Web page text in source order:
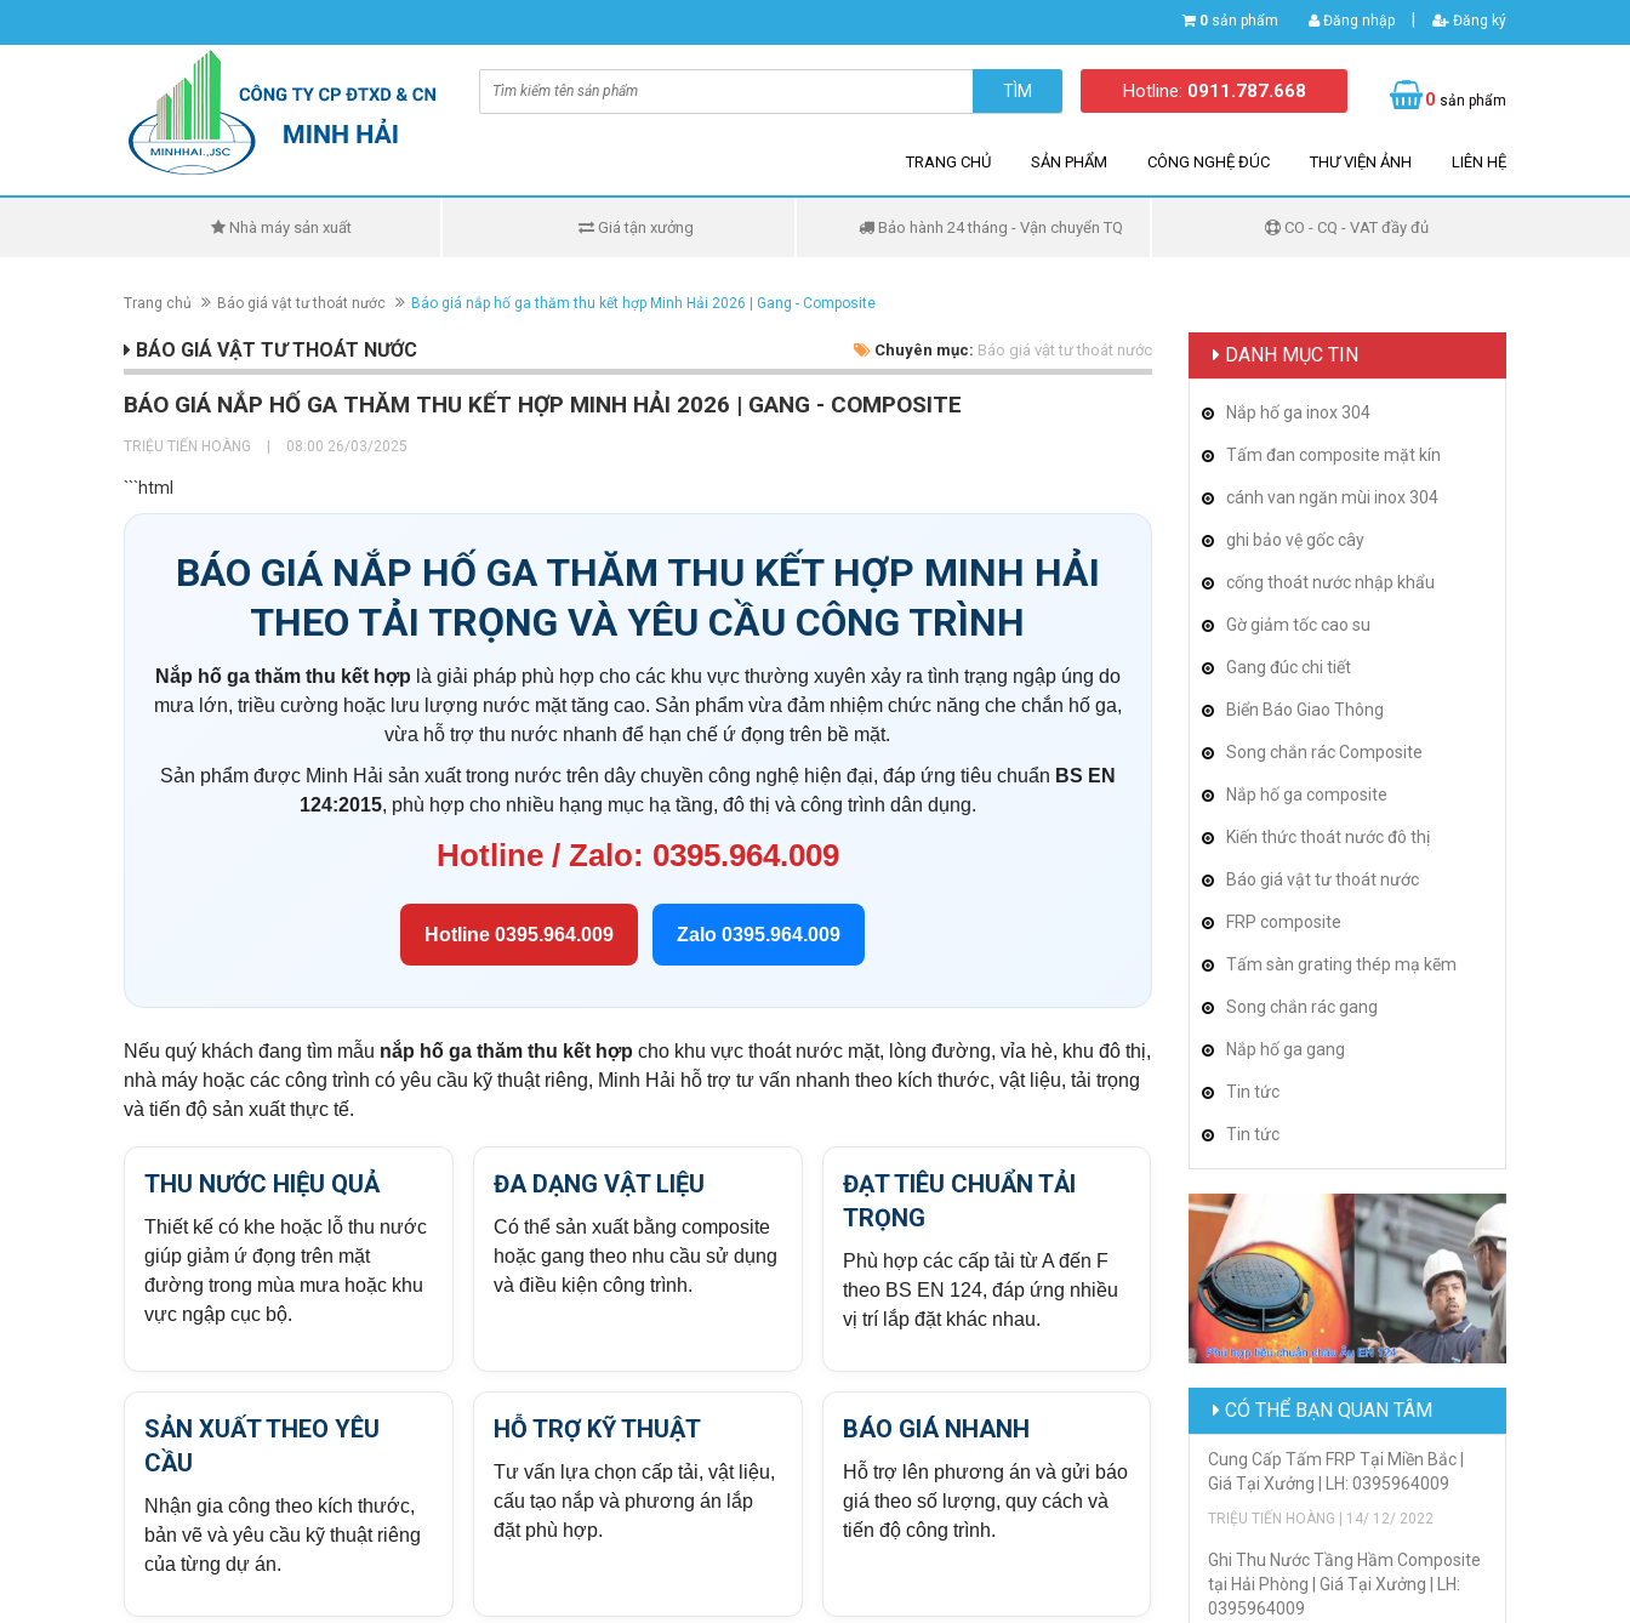
0 sản phẩm Đăng nhập Đăng ký
TÌM Hotline: 0911.787.668 0 sản phẩm
TRANG CHỦ SẢN PHẨM CÔNG NGHỆ ĐÚC THƯ VIỆN ẢNH LIÊN HỆ
Nhà máy sản xuất Giá tận xưởng Bảo hành 24 tháng - Vận chuyển TQ CO - CQ - VAT đầy đủ
Trang chủ Báo giá vật tư thoát nước Báo giá nắp hố ga thăm thu kết hợp Minh Hải 2026 | Gang - Composite
BÁO GIÁ VẬT TƯ THOÁT NƯỚC Chuyên mục: Báo giá vật tư thoát nước
BÁO GIÁ NẮP HỐ GA THĂM THU KẾT HỢP MINH HẢI 2026 | GANG - COMPOSITE
TRIỆU TIẾN HOÀNG 08:00 26/03/2025
```html
BÁO GIÁ NẮP HỐ GA THĂM THU KẾT HỢP MINH HẢI
THEO TẢI TRỌNG VÀ YÊU CẦU CÔNG TRÌNH
Nắp hố ga thăm thu kết hợp là giải pháp phù hợp cho các khu vực thường xuyên xảy ra tình trạng ngập úng do
mưa lớn, triều cường hoặc lưu lượng nước mặt tăng cao. Sản phẩm vừa đảm nhiệm chức năng che chắn hố ga,
vừa hỗ trợ thu nước nhanh để hạn chế ứ đọng trên bề mặt.
Sản phẩm được Minh Hải sản xuất trong nước trên dây chuyền công nghệ hiện đại, đáp ứng tiêu chuẩn BS EN
124:2015, phù hợp cho nhiều hạng mục hạ tầng, đô thị và công trình dân dụng.
Hotline / Zalo: 0395.964.009
Hotline 0395.964.009 Zalo 0395.964.009
Nếu quý khách đang tìm mẫu nắp hố ga thăm thu kết hợp cho khu vực thoát nước mặt, lòng đường, vỉa hè, khu đô thị,
nhà máy hoặc các công trình có yêu cầu kỹ thuật riêng, Minh Hải hỗ trợ tư vấn nhanh theo kích thước, vật liệu, tải trọng
và tiến độ sản xuất thực tế.
THU NƯỚC HIỆU QUẢ
Thiết kế có khe hoặc lỗ thu nước
giúp giảm ứ đọng trên mặt
đường trong mùa mưa hoặc khu
vực ngập cục bộ.
ĐA DẠNG VẬT LIỆU
Có thể sản xuất bằng composite
hoặc gang theo nhu cầu sử dụng
và điều kiện công trình.
ĐẠT TIÊU CHUẨN TẢI
TRỌNG
Phù hợp các cấp tải từ A đến F
theo BS EN 124, đáp ứng nhiều
vị trí lắp đặt khác nhau.
SẢN XUẤT THEO YÊU
CẦU
Nhận gia công theo kích thước,
bản vẽ và yêu cầu kỹ thuật riêng
của từng dự án.
HỖ TRỢ KỸ THUẬT
Tư vấn lựa chọn cấp tải, vật liệu,
cấu tạo nắp và phương án lắp
đặt phù hợp.
BÁO GIÁ NHANH
Hỗ trợ lên phương án và gửi báo
giá theo số lượng, quy cách và
tiến độ công trình.
DANH MỤC TIN
Nắp hố ga inox 304
Tấm đan composite mặt kín
cánh van ngăn mùi inox 304
ghi bảo vệ gốc cây
cống thoát nước nhập khẩu
Gờ giảm tốc cao su
Gang đúc chi tiết
Biển Báo Giao Thông
Song chắn rác Composite
Nắp hố ga composite
Kiến thức thoát nước đô thị
Báo giá vật tư thoát nước
FRP composite
Tấm sàn grating thép mạ kẽm
Song chắn rác gang
Nắp hố ga gang
Tin tức
Tin tức
CÓ THỂ BẠN QUAN TÂM
Cung Cấp Tấm FRP Tại Miền Bắc |
Giá Tại Xưởng | LH: 0395964009
TRIỆU TIẾN HOÀNG | 14/ 12/ 2022
Ghi Thu Nước Tầng Hầm Composite
tại Hải Phòng | Giá Tại Xưởng | LH:
0395964009